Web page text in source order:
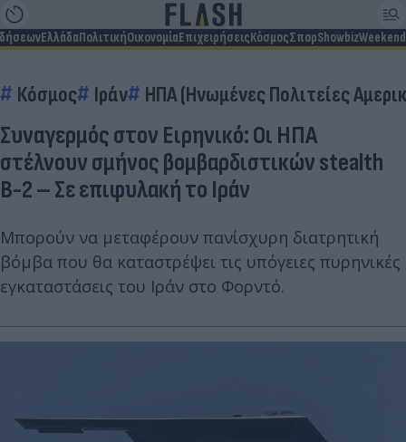
ΕλλάδαΠολιτικήΟικονομίαΕπιχειρήσειςΚόσμοςΣπορShowbizWeekend
Κόσμος Ιράν ΗΠΑ (Ηνωμένες Πολιτείες
Συναγερμός στον Ειρηνικό: Οι ΗΠΑ
στέλνουν σμήνος βομβαρδιστικών stealth
Β-2 – Σε επιφυλακή το Ιράν
Μπορούν να μεταφέρουν πανίσχυρη διατρητική
βόμβα που θα καταστρέψει τις υπόγειες πυρηνικές
εγκαταστάσεις του Ιράν στο Φορντό.